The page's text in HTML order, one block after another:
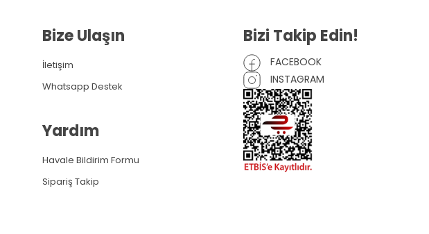
Bize Ulaşın
İletişim
Whatsapp Destek
Yardım
Havale Bildirim Formu
Sipariş Takip
Bizi Takip Edin!
FACEBOOK
INSTAGRAM